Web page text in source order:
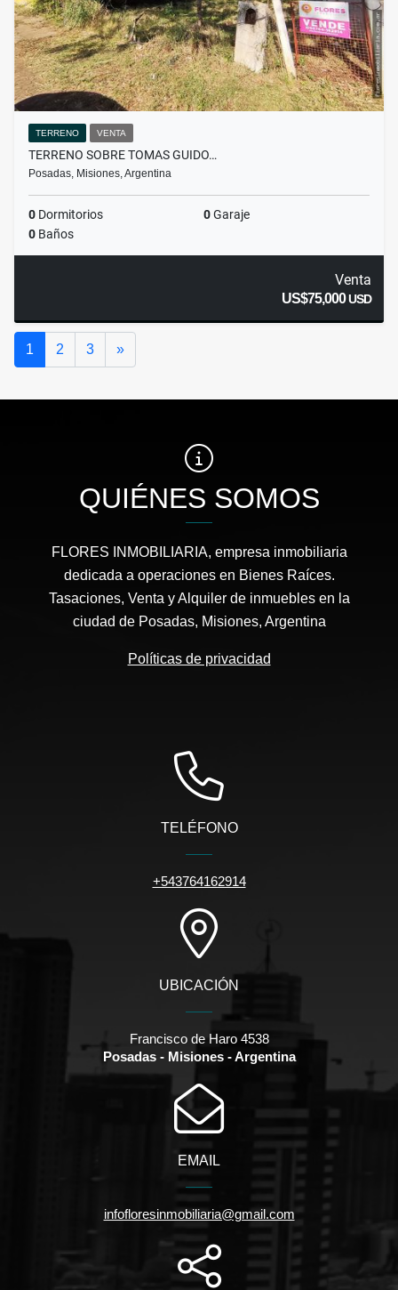
TERRENO VENTA
TERRENO SOBRE TOMAS GUIDO…
Posadas, Misiones, Argentina
0 Dormitorios 0Garaje
0 Baños
Venta
US$75,000USD
1 2 3 »Siguiente
QUIÉNES SOMOS
FLORES INMOBILIARIA, empresa inmobiliaria
dedicada a operaciones en Bienes Raíces.
Tasaciones, Venta y Alquiler de inmuebles en la
ciudad de Posadas, Misiones, Argentina
Políticas de privacidad
TELÉFONO
+543764162914
UBICACIÓN
Francisco de Haro 4538
Posadas - Misiones - Argentina
EMAIL
infofloresinmobiliaria@gmail.com